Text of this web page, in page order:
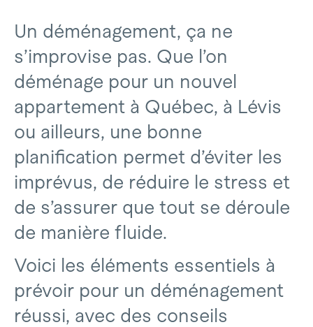
Un déménagement, ça ne
s’improvise pas. Que l’on
déménage pour un nouvel
appartement à Québec, à Lévis
ou ailleurs, une bonne
planification permet d’éviter les
imprévus, de réduire le stress et
de s’assurer que tout se déroule
de manière fluide.
Voici les éléments essentiels à
prévoir pour un déménagement
réussi, avec des conseils